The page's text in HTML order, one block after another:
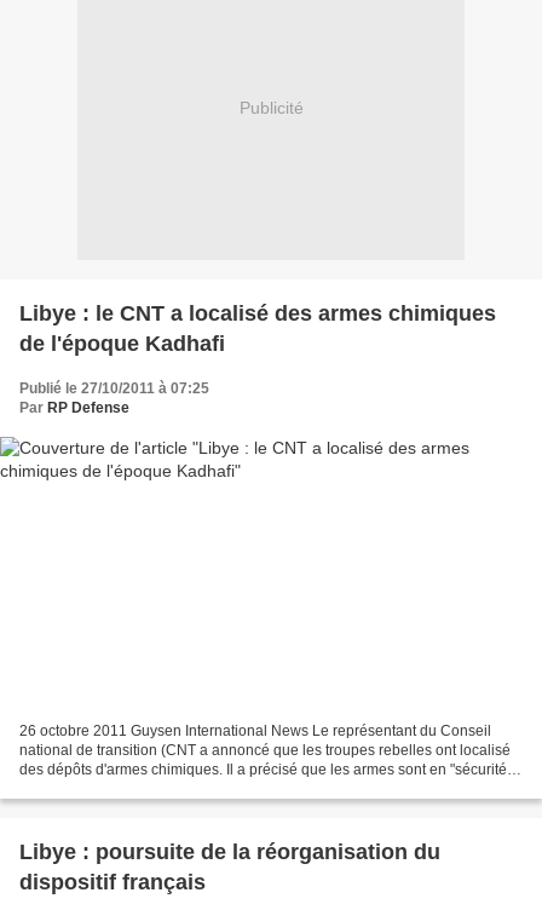
Publicité
Libye : le CNT a localisé des armes chimiques
de l'époque Kadhafi
Publié le 27/10/2011 à 07:25
Par RP Defense
26 octobre 2011 Guysen International News Le représentant du Conseil
national de transition (CNT a annoncé que les troupes rebelles ont localisé
des dépôts d'armes chimiques. Il a précisé que les armes sont en "sécurité
Libye : poursuite de la réorganisation du
dispositif français